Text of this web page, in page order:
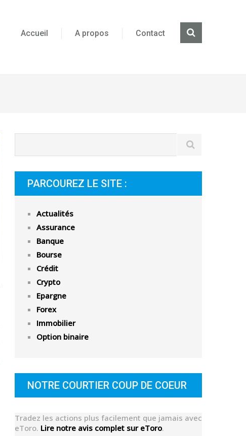
Accueil A propos Contact
PARCOUREZ LE SITE :
Actualités
Assurance
Banque
Bourse
Crédit
Crypto
Epargne
Forex
Immobilier
Option binaire
NOTRE COURTIER COUP DE COEUR
Tradez les actions plus facilement que jamais avec
eToro. Lire notre avis complet sur eToro.